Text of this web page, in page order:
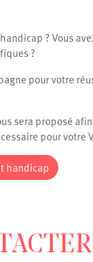
? Vous
?
pour votre
sera proposé
pour votre
handicap